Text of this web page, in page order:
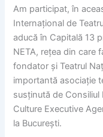
Am participat, în
Internațional de
aducă în Capitală 13
NETA, rețea din care
fondator și Teatrul
importantă asociație
susținută de Consiliul
Culture Executive
la București.